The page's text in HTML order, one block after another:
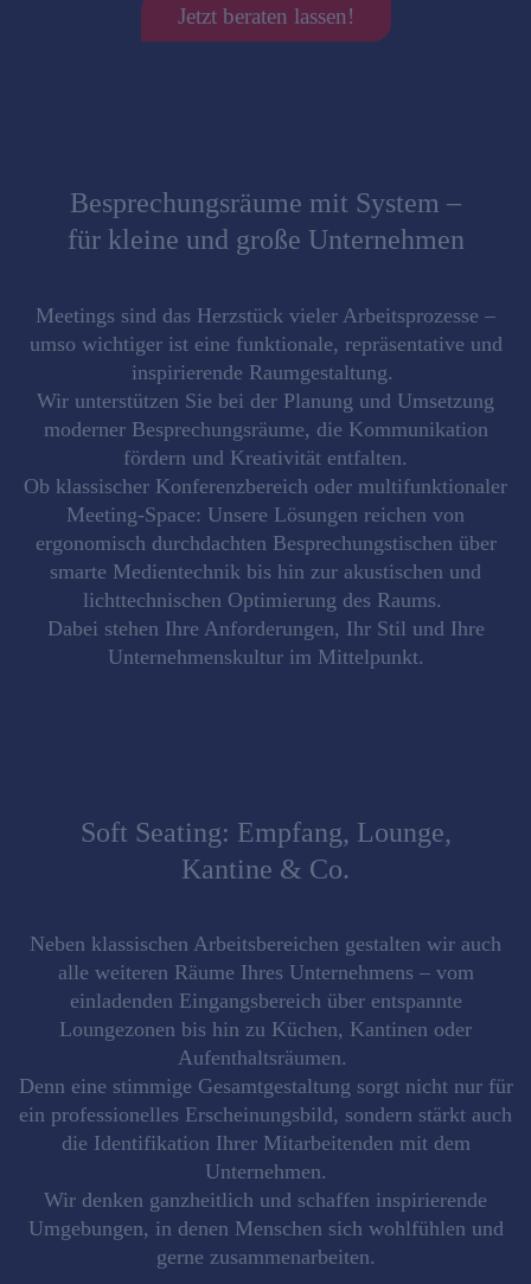
Jetzt beraten lassen!
Besprechungsräume mit System –
für kleine und große Unternehmen
Meetings sind das Herzstück vieler Arbeitsprozesse –
umso wichtiger ist eine funktionale, repräsentative und
inspirierende Raumgestaltung.
Wir unterstützen Sie bei der Planung und Umsetzung
moderner Besprechungsräume, die Kommunikation
fördern und Kreativität entfalten.
Ob klassischer Konferenzbereich oder multifunktionaler
Meeting-Space: Unsere Lösungen reichen von
ergonomisch durchdachten Besprechungstischen über
smarte Medientechnik bis hin zur akustischen und
lichttechnischen Optimierung des Raums.
Dabei stehen Ihre Anforderungen, Ihr Stil und Ihre
Unternehmenskultur im Mittelpunkt.
Soft Seating: Empfang, Lounge,
Kantine & Co.
Neben klassischen Arbeitsbereichen gestalten wir auch
alle weiteren Räume Ihres Unternehmens – vom
einladenden Eingangsbereich über entspannte
Loungezonen bis hin zu Küchen, Kantinen oder
Aufenthaltsräumen.
Denn eine stimmige Gesamtgestaltung sorgt nicht nur für
ein professionelles Erscheinungsbild, sondern stärkt auch
die Identifikation Ihrer Mitarbeitenden mit dem
Unternehmen.
Wir denken ganzheitlich und schaffen inspirierende
Umgebungen, in denen Menschen sich wohlfühlen und
gerne zusammenarbeiten.